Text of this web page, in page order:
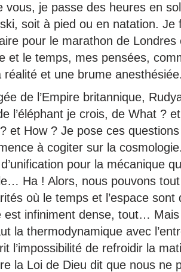
vous, je passe des heures en
soit à pied ou en natation. Je
pour le marathon de
et le temps, mes pensées,
réalité et une brume
de l’Empire britannique,
l’éléphant je crois, de What ?
et How ? Je pose ces
à cogiter sur la
pour la mécanique
Ha ! Alors, nous pouvons
où le temps et l’espace sont
est infiniment dense, tout…
la thermodynamique avec
l’impossibilité de refroidir la
la Loi de Dieu dit que nous ne